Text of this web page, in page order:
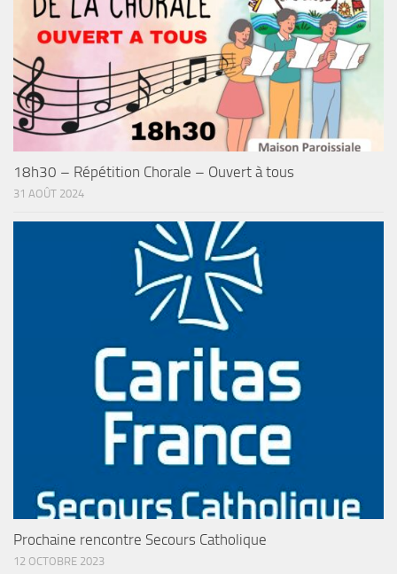
18h30 – Répétition Chorale – Ouvert à tous
31 AOÛT 2024
Prochaine rencontre Secours Catholique
12 OCTOBRE 2023